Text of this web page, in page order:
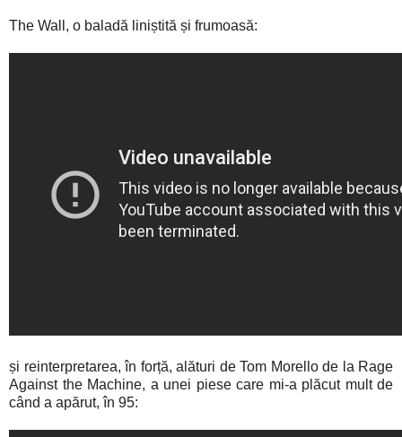
The Wall, o baladă liniștită și frumoasă:
și reinterpretarea, în forță, alături de Tom Morello de la Rage
Against the Machine, a unei piese care mi-a plăcut mult de
când a apărut, în 95: